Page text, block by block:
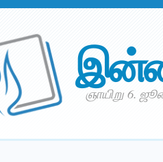
ஞாயிறு 6.